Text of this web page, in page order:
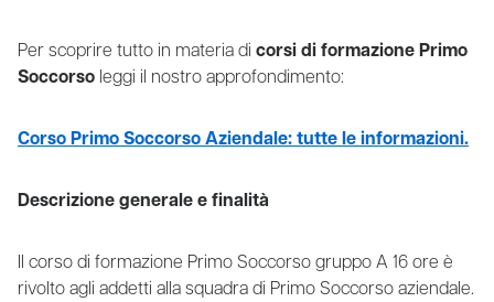
Per scoprire tutto in materia di corsi di formazione Primo
Soccorso leggi il nostro approfondimento:
Corso Primo Soccorso Aziendale: tutte le informazioni.
Descrizione generale e finalità
Il corso di formazione Primo Soccorso gruppo A 16 ore è
rivolto agli addetti alla squadra di Primo Soccorso aziendale.